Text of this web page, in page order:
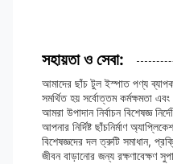
সহায়তা ও সেবা:
আমাদের ছাঁচ টুল ইস্পাত পণ্য
সমর্থিত হয় সর্বোত্তম কর্মক্ষমতা
আমরা উপাদান নির্বাচন বিশেষজ্ঞ
আপনার নির্দিষ্ট ছাঁচনির্মাণ
বিশেষজ্ঞদের দল ত্রুটি সমাধান,
জীবন বাড়ানোর জন্য রক্ষণাবেক্ষণ